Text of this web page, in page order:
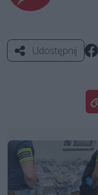
Udostępnij